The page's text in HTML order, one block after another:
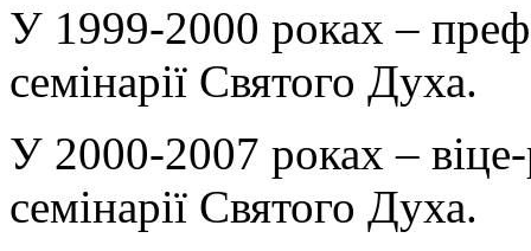
У 1999-2000 роках –
семінарії Святого Духа.
У 2000-2007 роках – віце-
семінарії Святого Духа.